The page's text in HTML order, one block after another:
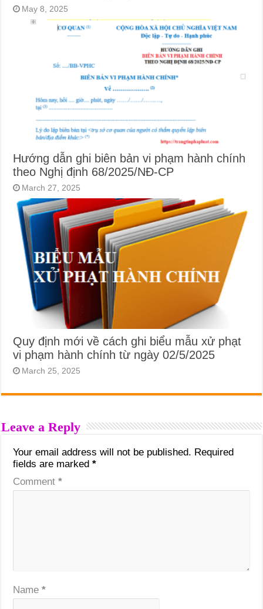
May 8, 2025
Hướng dẫn ghi biên bản vi phạm hành chính
theo Nghị định 68/2025/NĐ-CP
March 27, 2025
Quy định mới về cách ghi biểu mẫu xử phạt
vi phạm hành chính từ ngày 02/5/2025
March 25, 2025
Leave a Reply
Your email address will not be published. Required
fields are marked*
Comment*
Name*